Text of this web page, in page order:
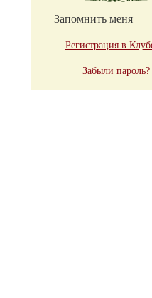
Запомнить меня
Регистрация в
Забыли пароль?